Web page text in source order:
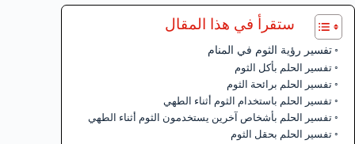
ستقرأ في هذا المقال
تفسير رؤية الثوم في المنام
تفسير الحلم بأكل الثوم
تفسير الحلم برائحة الثوم
تفسير الحلم باستخدام الثوم أثناء الطهي
تفسير الحلم بأشخاص آخرين يستخدمون الثوم أثناء الطهي
تفسير الحلم بحقل الثوم